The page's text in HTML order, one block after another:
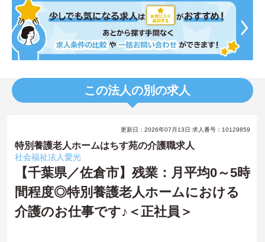
この法人の別の求人
更新日：2026年07月13日 求人番号：10129859
特別養護老人ホームはちす苑の介護職求人
社会福祉法人愛光
【千葉県／佐倉市】残業：月平均0～5時
間程度◎特別養護老人ホームにおける
介護のお仕事です♪＜正社員＞